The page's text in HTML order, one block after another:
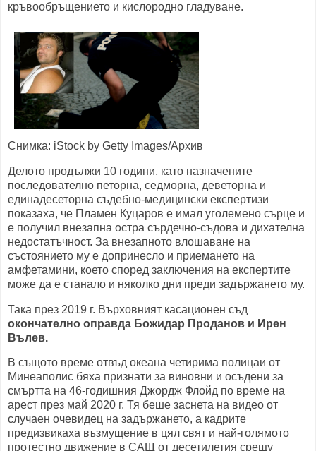
кръвообръщението и кислородно гладуване.
Снимка: iStock by Getty Images/Архив
Делото продължи 10 години, като назначените
последователно петорна, седморна, деветорна и
единадесеторна съдебно-медицински експертизи
показаха, че Пламен Куцаров е имал уголемено сърце и
е получил внезапна остра сърдечно-съдова и дихателна
недостатъчност. За внезапното влошаване на
състоянието му е допринесло и приемането на
амфетамини, което според заключения на експертите
може да е станало и няколко дни преди задържането му.
Така през 2019 г. Върховният касационен съд
окончателно оправда Божидар Проданов и Ирен
Вълев.
В същото време отвъд океана четирима полицаи от
Минеаполис бяха признати за виновни и осъдени за
смъртта на 46-годишния Джордж Флойд по време на
арест през май 2020 г. Тя беше заснета на видео от
случаен очевидец на задържането, а кадрите
предизвикаха възмущение в цял свят и най-голямото
протестно движение в САЩ от десетилетия срещу